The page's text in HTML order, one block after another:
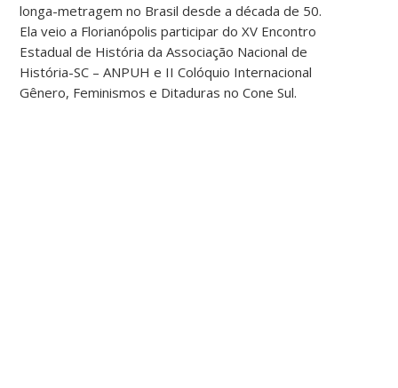
longa-metragem no Brasil desde a década de 50.
Ela veio a Florianópolis participar do XV Encontro
Estadual de História da Associação Nacional de
História-SC – ANPUH e II Colóquio Internacional
Gênero, Feminismos e Ditaduras no Cone Sul.